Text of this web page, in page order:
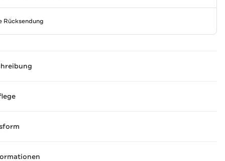
Rücksendung